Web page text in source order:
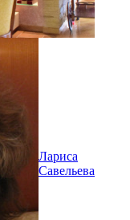
Лариса
Савельева